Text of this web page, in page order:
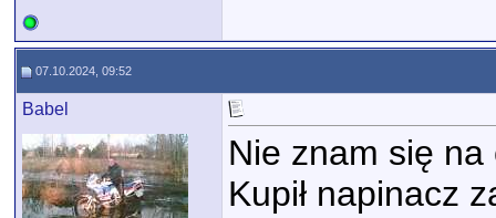
07.10.2024, 09:52
Babel
Nie znam się na
Kupił napinacz